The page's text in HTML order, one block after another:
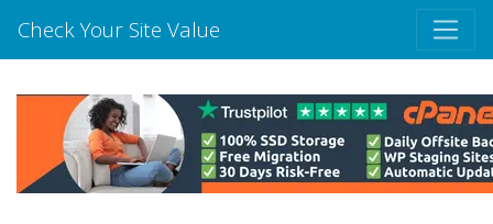
Check Your Site Value